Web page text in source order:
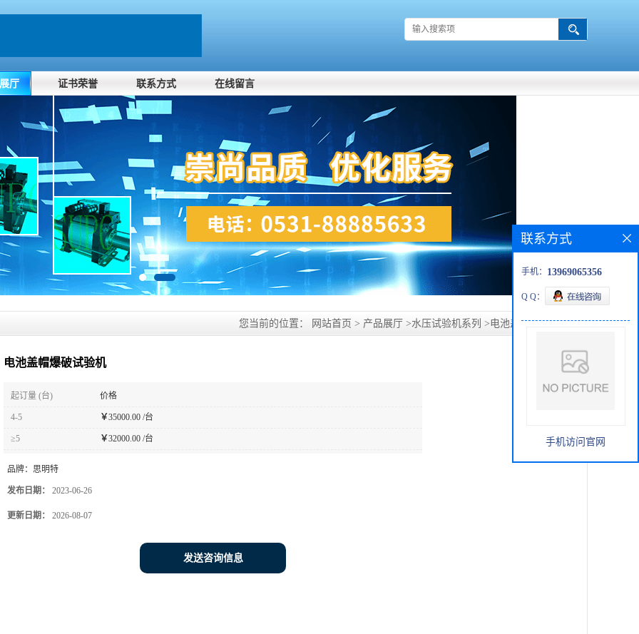
厅 证书荣誉 联系方式 在线留言
您当前的位置： 网站首页 > 产品展厅 >水压试验机系列 >电池盖帽爆破试验机
电池盖帽爆破试验机
起订量 (台) 价格
4-5 ￥35000.00 /台
≥5 ￥32000.00 /台
品牌： 思明特
发布日期： 2023-06-26
更新日期： 2026-08-07
发送咨询信息
联系方式
手机： 13969065356
Q Q：
手机访问官网